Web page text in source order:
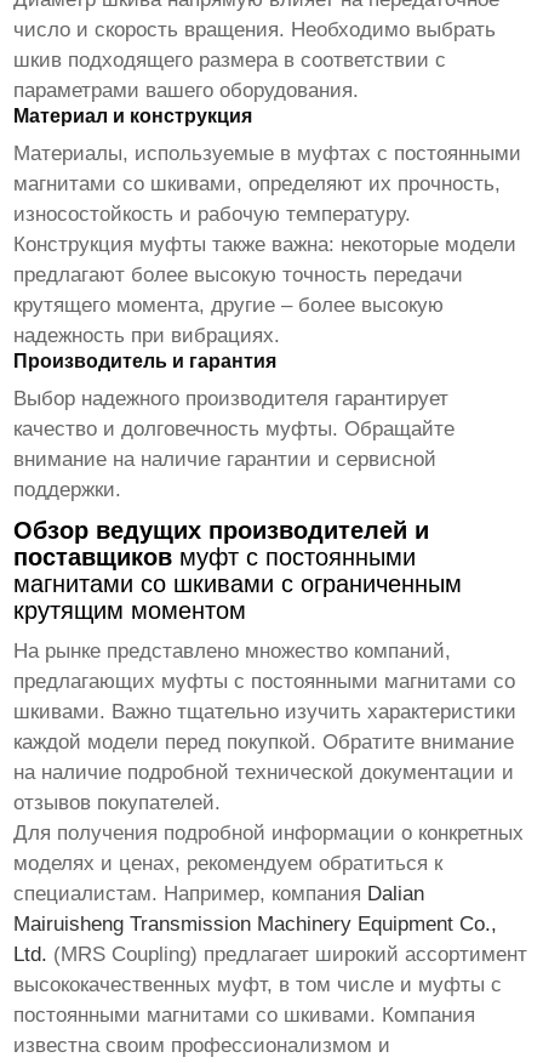
число и скорость вращения. Необходимо выбрать
шкив подходящего размера в соответствии с
параметрами вашего оборудования.
Материал и конструкция
Материалы, используемые в муфтах с постоянными
магнитами со шкивами, определяют их прочность,
износостойкость и рабочую температуру.
Конструкция муфты также важна: некоторые модели
предлагают более высокую точность передачи
крутящего момента, другие – более высокую
надежность при вибрациях.
Производитель и гарантия
Выбор надежного производителя гарантирует
качество и долговечность муфты. Обращайте
внимание на наличие гарантии и сервисной
поддержки.
Обзор ведущих производителей и
поставщиков муфт с постоянными
магнитами со шкивами с ограниченным
крутящим моментом
На рынке представлено множество компаний,
предлагающих муфты с постоянными магнитами со
шкивами. Важно тщательно изучить характеристики
каждой модели перед покупкой. Обратите внимание
на наличие подробной технической документации и
отзывов покупателей.
Для получения подробной информации о конкретных
моделях и ценах, рекомендуем обратиться к
специалистам. Например, компания Dalian
Mairuisheng Transmission Machinery Equipment Co.,
Ltd. (MRS Coupling) предлагает широкий ассортимент
высококачественных муфт, в том числе и муфты с
постоянными магнитами со шкивами. Компания
известна своим профессионализмом и